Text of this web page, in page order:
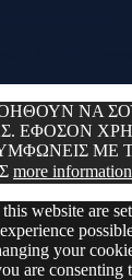
ΝΑ
ΕΦΟΣΟΝ
ΜΕ
more information
website are
your
are consenting